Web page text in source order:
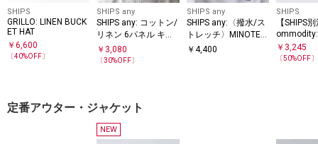
SHIPS
GRILLO: LINEN BUCK
ET HAT
￥ 6,600
〔40%OFF〕
SHIPS any
SHIPS any: コットン/
リネン 6パネル キャ
ップ
￥ 3,080
〔30%OFF〕
SHIPS any
SHIPS any:〈撥水/ス
トレッチ〉MINOTEC
H(R) 6パネル ベース
￥ 4,400
SHIPS
【SHIPS
ommodity:
KER HAT
￥ 3,245
〔50%OFF〕
定番アウター・ジャケット
NEW